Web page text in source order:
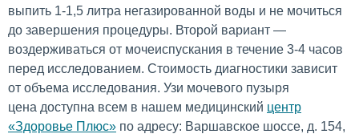
выпить 1-1,5 литра негазированной воды и не мочиться
до завершения процедуры. Второй вариант —
воздерживаться от мочеиспускания в течение 3-4 часов
перед исследованием. Стоимость диагностики зависит
от объема исследования. Узи мочевого пузыря
цена доступна всем в нашем медицинский центр
«Здоровье Плюс» по адресу: Варшавское шоссе, д. 154,